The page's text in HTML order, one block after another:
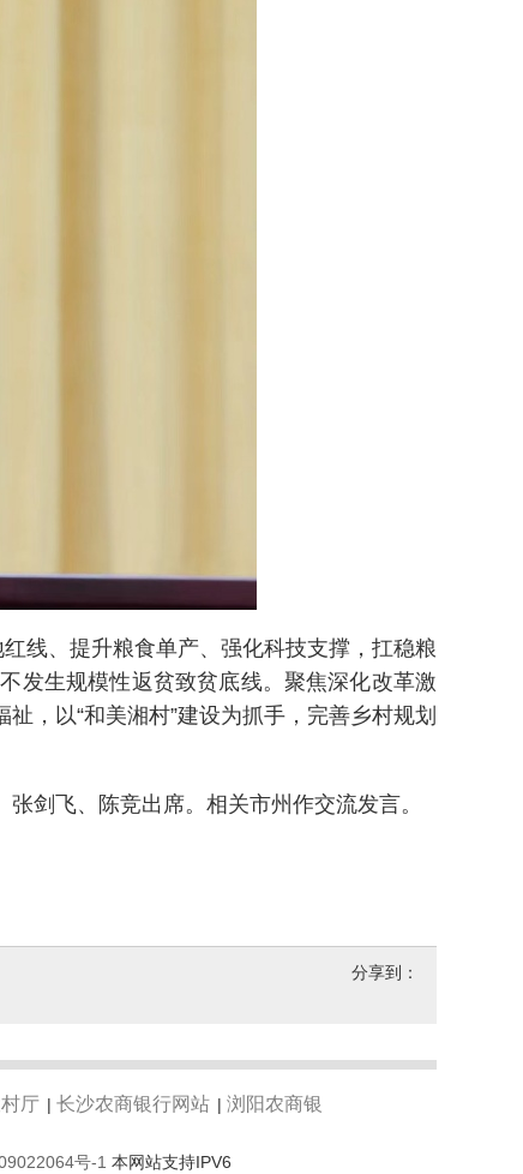
线、提升粮食单产、强化科技支撑，扛稳粮
发生规模性返贫致贫底线。聚焦深化改革激
，以“和美湘村”建设为抓手，完善乡村规划
剑飞、陈竞出席。相关市州作交流发言。
分享到：
厅 | 长沙农商银行网站 | 浏阳农商银
号-1 本网站支持IPV6